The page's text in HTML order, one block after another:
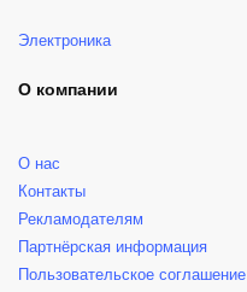
Электроника
О компании
О нас
Контакты
Рекламодателям
Партнёрская информация
Пользовательское соглашение